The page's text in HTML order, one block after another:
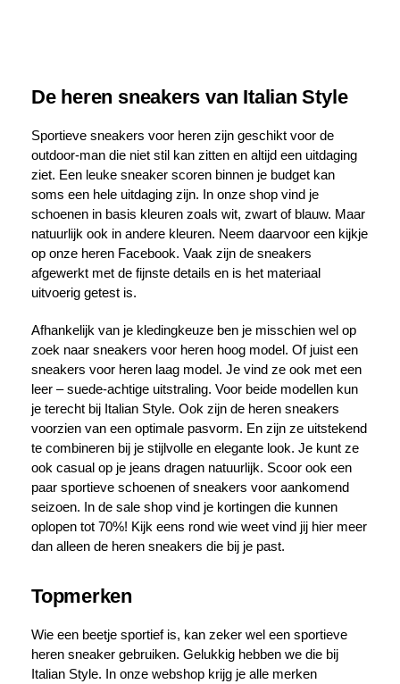
De heren sneakers van Italian Style
Sportieve sneakers voor heren zijn geschikt voor de
outdoor-man die niet stil kan zitten en altijd een uitdaging
ziet. Een leuke sneaker scoren binnen je budget kan
soms een hele uitdaging zijn. In onze shop vind je
schoenen in basis kleuren zoals wit, zwart of blauw. Maar
natuurlijk ook in andere kleuren. Neem daarvoor een kijkje
op onze heren Facebook. Vaak zijn de sneakers
afgewerkt met de fijnste details en is het materiaal
uitvoerig getest is.
Afhankelijk van je kledingkeuze ben je misschien wel op
zoek naar sneakers voor heren hoog model. Of juist een
sneakers voor heren laag model. Je vind ze ook met een
leer – suede-achtige uitstraling. Voor beide modellen kun
je terecht bij Italian Style. Ook zijn de heren sneakers
voorzien van een optimale pasvorm. En zijn ze uitstekend
te combineren bij je stijlvolle en elegante look. Je kunt ze
ook casual op je jeans dragen natuurlijk. Scoor ook een
paar sportieve schoenen of sneakers voor aankomend
seizoen. In de sale shop vind je kortingen die kunnen
oplopen tot 70%! Kijk eens rond wie weet vind jij hier meer
dan alleen de heren sneakers die bij je past.
Topmerken
Wie een beetje sportief is, kan zeker wel een sportieve
heren sneaker gebruiken. Gelukkig hebben we die bij
Italian Style. In onze webshop krijg je alle merken